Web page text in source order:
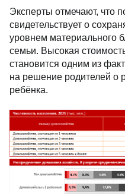
Эксперты отмечают, что
свидетельствует о
уровнем материального
семьи. Высокая
становится одним из
на решение родителей о
ребёнка.